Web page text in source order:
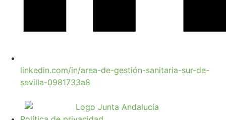
linkedin.com/in/area-de-gestión-sanitaria-sur-de-
sevilla-0981733a8